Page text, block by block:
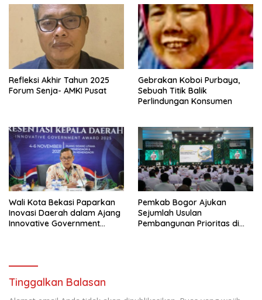
Refleksi Akhir Tahun 2025
Forum Senja- AMKI Pusat
Gebrakan Koboi Purbaya,
Sebuah Titik Balik
Perlindungan Konsumen
Wali Kota Bekasi Paparkan
Inovasi Daerah dalam Ajang
Innovative Government
Pemkab Bogor Ajukan
Sejumlah Usulan
Pembangunan Prioritas di
Tinggalkan Balasan